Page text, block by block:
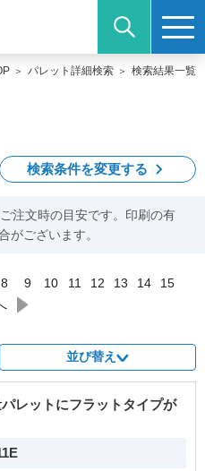
パレット詳細検索 検索結果一覧
検索条件を変更する
注文時の目安です。印刷の有
がございます。
8 9 10 11 12 13 14
15
並び替え
レットにフラットタイプが